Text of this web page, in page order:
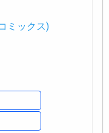
ミックス)